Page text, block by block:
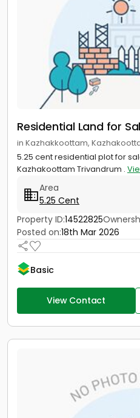
Residential Land for
in Kazhakkoottam,
5.25 cent residential plot for
Kazhakoottam Trivandrum .
Area
5.25 Cent
Property ID:14522825
Posted on:18th Mar 2026
Basic
View Contact